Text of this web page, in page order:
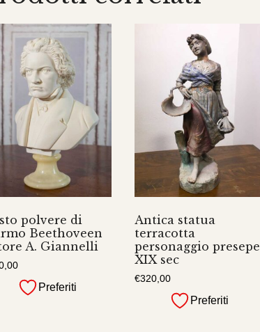
polvere di
Beethoveen
A. Giannelli
Preferiti
Antica statua
terracotta
personaggio presepe
XIX sec
€320,00
Preferiti